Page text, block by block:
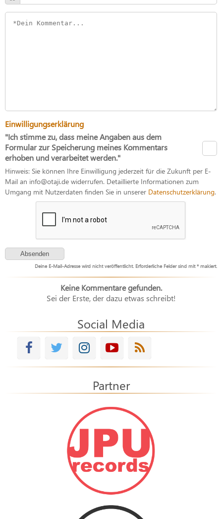
Einwilligungserklärung
"Ich stimme zu, dass meine Angaben aus dem
Formular zur Speicherung meines Kommentars
erhoben und verarbeitet werden."
Hinweis: Sie können Ihre Einwilligung jederzeit für die Zukunft per E-
Mail an info@otaji.de widerrufen. Detaillierte Informationen zum
Umgang mit Nutzerdaten finden Sie in unserer Datenschutzerklärung
Deine E-Mail-Adresse wird nicht veröffentlicht. Erforderliche Felder sind mit * makiert.
Keine Kommentare gefunden.
Sei der Erste, der dazu etwas schreibt!
Social Media
Partner